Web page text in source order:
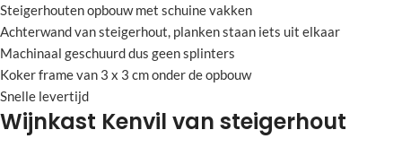
Steigerhouten opbouw met schuine vakken
Achterwand van steigerhout, planken staan iets uit elkaar
Machinaal geschuurd dus geen splinters
Koker frame van 3 x 3 cm onder de opbouw
Snelle levertijd
Wijnkast Kenvil van steigerhout